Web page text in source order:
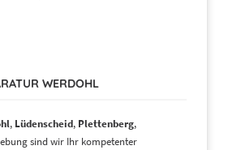
WERDOHL
, Lüdenscheid, Plettenberg,
sind wir Ihr kompetenter